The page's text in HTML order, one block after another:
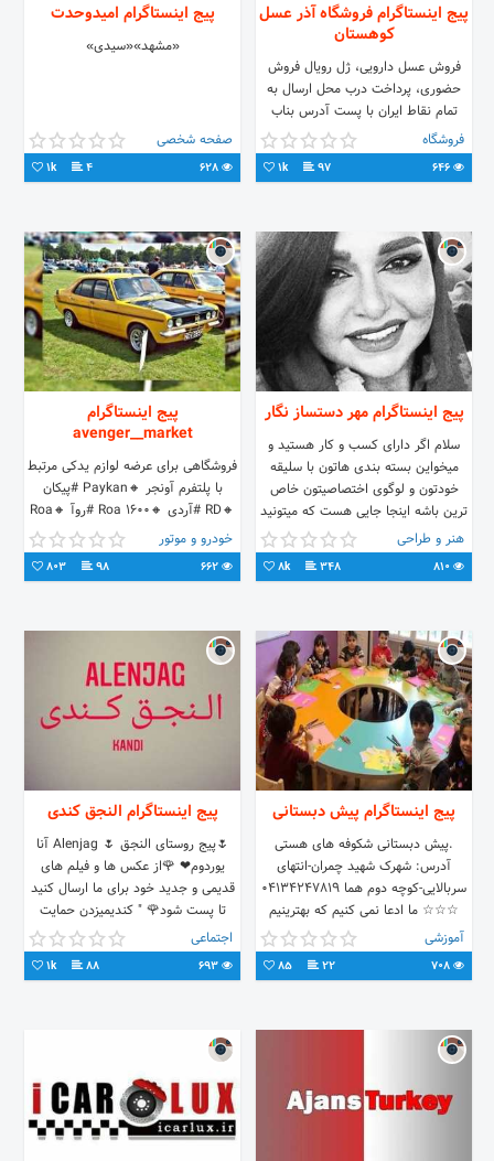
پیج اینستاگرام فروشگاه آذر عسل
کوهستان
فروش عسل دارویی، ژل رویال فروش
حضوری، پرداخت درب محل ارسال‌ به
تمام نقاط ایران با پست آدرس بناب
آذربايجان شرقي جهت خرید یا دایرکتر یا
09039429820
فروشگاه
97
1k
پیج اینستاگرام امیدوحدت
«مشهد»«سیدی»
صفحه شخصی
4
1k
پیج اینستاگرام مهر دستساز نگار
سلام اگر‌ دارای‌ کسب‌ و‌ کار‌ هستید‌ و‌
میخواین‌ بسته‌ بندی‌ هاتون‌ با‌ سلیقه
خودتون‌ و‌ لوگوی‌ اختصاصیتون‌ خاص‌
ترین‌ باشه‌ اینجا‌ جایی‌ هست‌ که‌ میتونید‌
مهر‌ دستساز اختصاصی خودتون‌ رو‌ تو‌
هر‌ ابعادی‌ داشته باشید‌
هنر و طراحی
348
8k
پیج اینستاگرام
avenger__market
فروشگاهی برای عرضه لوازم یدکی مرتبط
با پلتفرم آونجر 🔸Paykan #پیکان
🔸RD #آردی 🔸Roa 1600 #روآ 🔸Roa
1700 🔸Arisun #آریسان 🆔
Telegram: Avenger_market
خودرو و موتور
98
803
پیج اینستاگرام پیش دبستانی
.پیش دبستانی شکوفه های هستی
آدرس: شهرک شهید چمران-انتهای
سربالایی-کوچه دوم هما 04134247819
☆☆☆ ما ادعا نمی کنیم که بهترینیم
مفتخریم که بهترین ها ما را برگزیده
اند☆☆☆
آموزشی
22
85
پیج اینستاگرام النجق کندی
🌷پیج روستای النجق 🌷 Alenjag آنا
یوردوم❤ 🌹از عکس ها و فیلم های
قدیمی و جدید خود برای ما ارسال کنید
تا پست شود🌹 " کندیمیزدن حمایت
الیاخ •"
اجتماعی
88
1k